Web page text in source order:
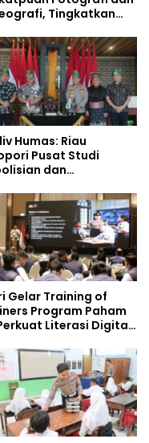
Tingkatkan
Digital
Humas: Riau
Pusat Studi
dan
Masuki Babak
Gelar Training of
Program Paham
Literasi Digital